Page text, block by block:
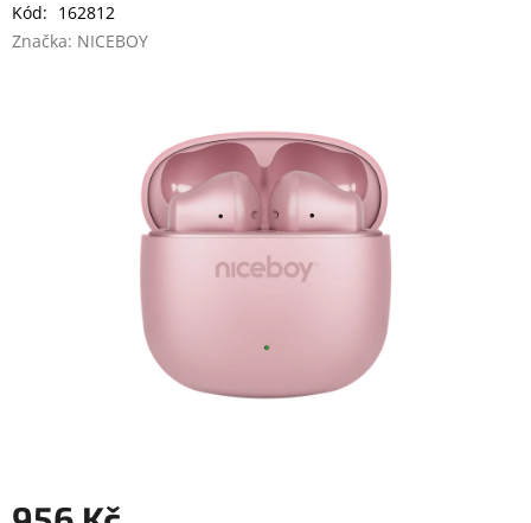
Tiskárny
Obchodní
Kód: 162812
Značka: NICEBOY